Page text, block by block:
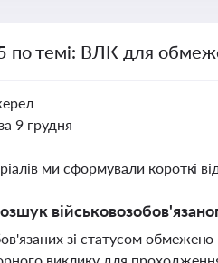
по темі: ВЛК для
9 грудня
ми сформували короткі
зі статусом